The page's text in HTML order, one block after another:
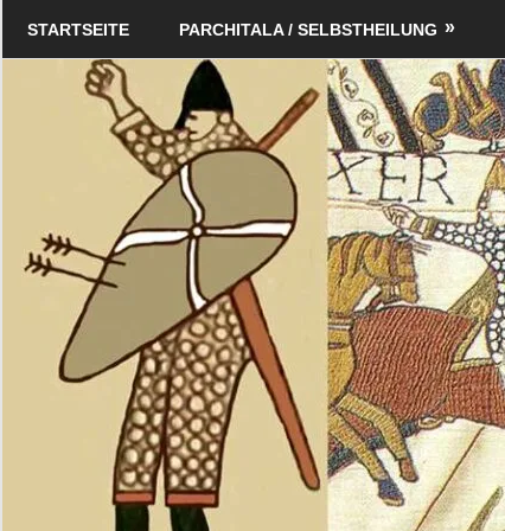
Schildverlag
STARTSEITE PARCHITALA / SELBSTHEILUNG